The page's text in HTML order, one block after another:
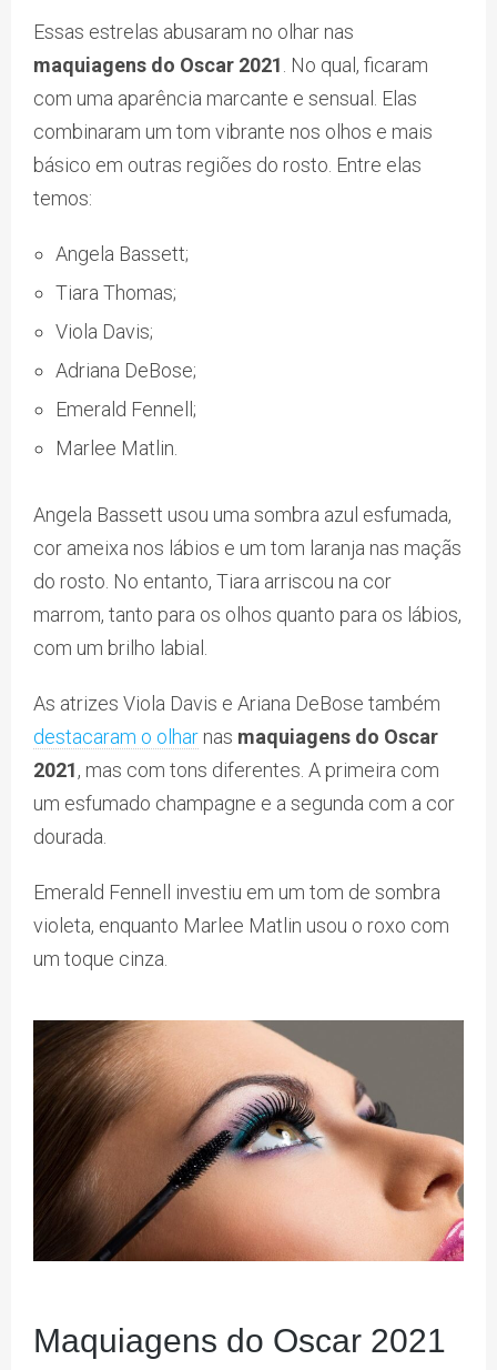
Essas estrelas abusaram no olhar nas
maquiagens do Oscar 2021 . No qual, ficaram
com uma aparência marcante e sensual. Elas
combinaram um tom vibrante nos olhos e mais
básico em outras regiões do rosto. Entre elas
temos:
Angela Bassett;
Tiara Thomas;
Viola Davis;
Adriana DeBose;
Emerald Fennell;
Marlee Matlin.
Angela Bassett usou uma sombra azul esfumada,
cor ameixa nos lábios e um tom laranja nas maçãs
do rosto. No entanto, Tiara arriscou na cor
marrom, tanto para os olhos quanto para os lábios,
com um brilho labial.
As atrizes Viola Davis e Ariana DeBose também
destacaram o olhar nas maquiagens do Oscar
2021, mas com tons diferentes. A primeira com
um esfumado champagne e a segunda com a cor
dourada.
Emerald Fennell investiu em um tom de sombra
violeta, enquanto Marlee Matlin usou o roxo com
um toque cinza.
Maquiagens do Oscar 2021